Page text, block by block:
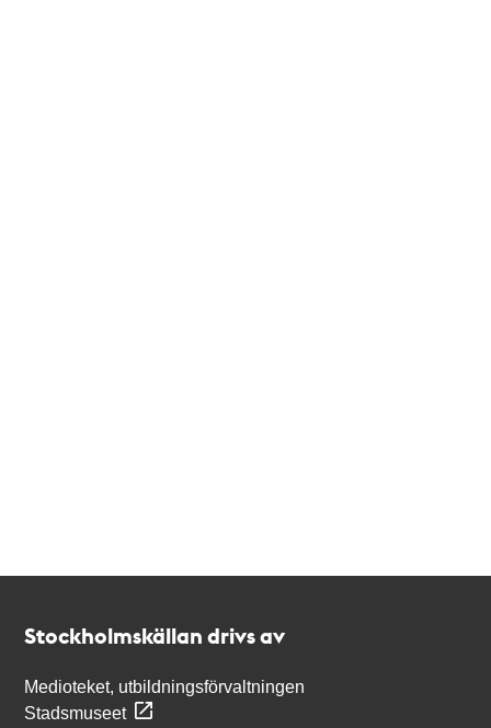
Stockholmskällan drivs av
Medioteket, utbildningsförvaltningen
Stadsmuseet